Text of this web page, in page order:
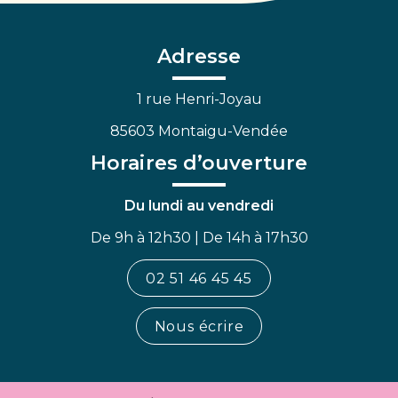
FacebookLinkedin
Adresse
1 rue Henri-Joyau
85603 Montaigu-Vendée
Horaires d’ouverture
Du lundi au vendredi
De 9h à 12h30 | De 14h à 17h30
02 51 46 45 45
Nous écrire